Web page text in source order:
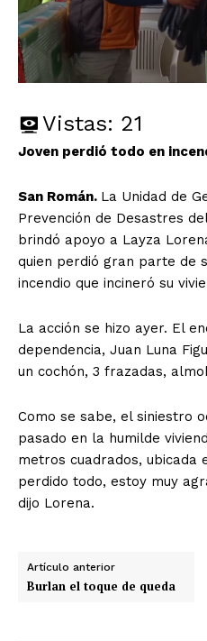
Vistas: 21
Joven perdió todo en
San Román. La Unidad de
Prevención de Desastres
brindó apoyo a Layza
quien perdió gran parte de
incendio que incineró su
La acción se hizo ayer. El
dependencia, Juan Luna
un cochón, 3 frazadas,
Como se sabe, el siniestro
pasado en la humilde
metros cuadrados, ubicada
perdido todo, estoy muy
dijo Lorena.
Artículo anterior
Burlan el toque de queda